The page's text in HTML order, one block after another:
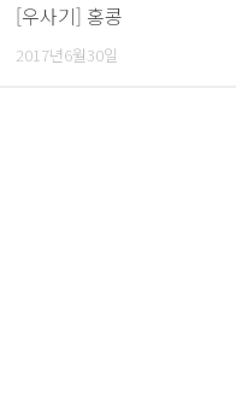
[우사기] 홍콩
2017년6월30일